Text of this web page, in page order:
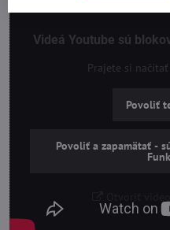
Videá Youtube sú
Prajete si
Povoliť
Povoliť a zapamätať -